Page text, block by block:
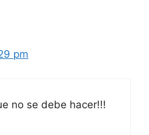
pm
no se debe hacer!!!